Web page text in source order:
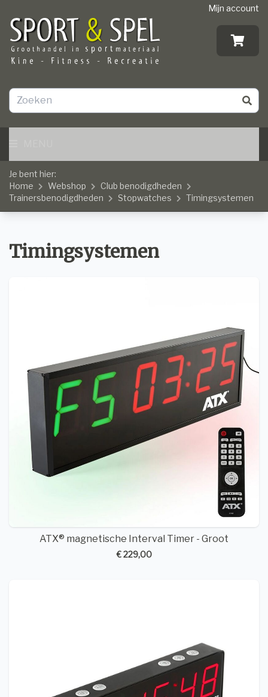
Mijn account
Je bent hier:
Home
Webshop
Club benodigdheden
Trainersbenodigdheden
Stopwatches Timingsystemen
Timingsystemen
ATX® magnetische Interval Timer - Groot
€ 229,00